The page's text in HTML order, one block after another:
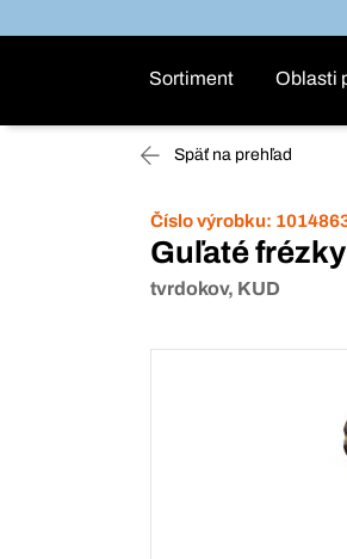
Sortiment Oblasti
Späť na prehľad
Číslo výrobku:
Guľaté
tvrdokov, KUD